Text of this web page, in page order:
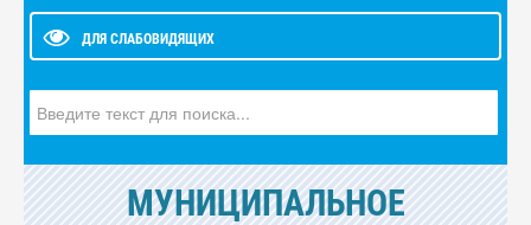
ДЛЯ СЛАБОВИДЯЩИХ
МУНИЦИПАЛЬНОЕ